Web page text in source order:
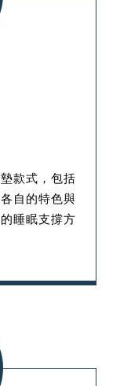
款式，包括
自的特色與
睡眠支撐方